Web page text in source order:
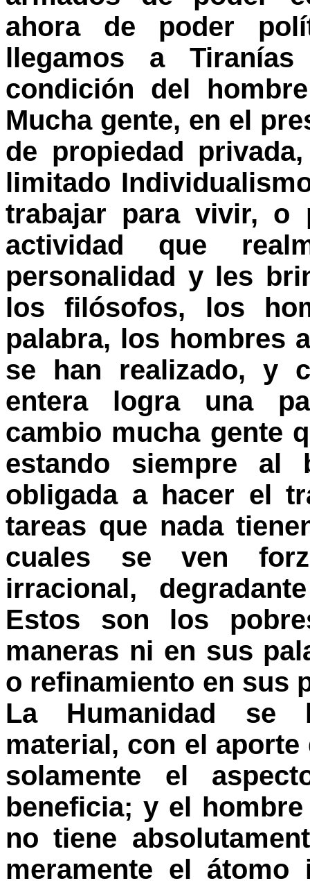
ahora de poder
llegamos a
condición del
Mucha gente, en el
de propiedad
limitado
trabajar para vivir, o
actividad que
personalidad y les
los filósofos, los
palabra, los hombres
se han realizado, y
entera logra una
cambio mucha gente
estando siempre al
obligada a hacer el
tareas que nada
cuales se ven
irracional,
Estos son los
maneras ni en sus
o refinamiento en sus
La Humanidad se
material, con el
solamente el
beneficia; y el
no tiene
meramente el átomo